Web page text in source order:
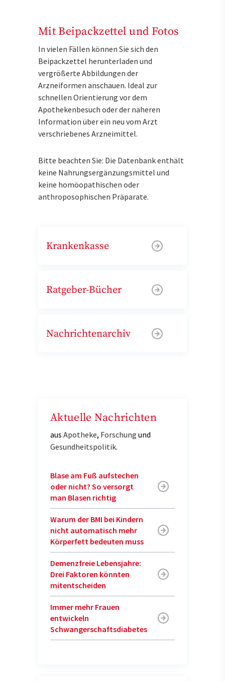
Mit Beipackzettel und Fotos
In vielen Fällen können Sie sich den
Beipackzettel herunterladen und
vergrößerte Abbildungen der
Arzneiformen anschauen. Ideal zur
schnellen Orientierung vor dem
Apothekenbesuch oder der näheren
Information über ein neu vom Arzt
verschriebenes Arzneimittel.
Bitte beachten Sie: Die Datenbank enthält
keine Nahrungsergänzungsmittel und
keine homöopathischen oder
anthroposophischen Präparate.
Krankenkasse
Ratgeber-Bücher
Nachrichtenarchiv
Aktuelle Nachrichten
aus Apotheke, Forschung und
Gesundheitspolitik.
Blase am Fuß aufstechen
oder nicht? So versorgt
man Blasen richtig
Warum der BMI bei Kindern
nicht automatisch mehr
Körperfett bedeuten muss
Demenzfreie Lebensjahre:
Drei Faktoren könnten
mitentscheiden
Immer mehr Frauen
entwickeln
Schwangerschaftsdiabetes